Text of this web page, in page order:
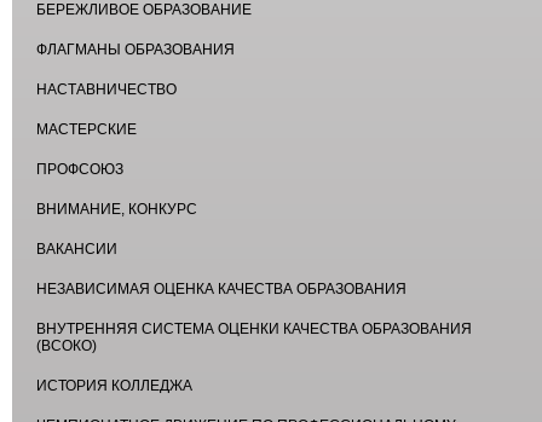
БЕРЕЖЛИВОЕ ОБРАЗОВАНИЕ
ФЛАГМАНЫ ОБРАЗОВАНИЯ
НАСТАВНИЧЕСТВО
МАСТЕРСКИЕ
ПРОФСОЮЗ
ВНИМАНИЕ, КОНКУРС
ВАКАНСИИ
НЕЗАВИСИМАЯ ОЦЕНКА КАЧЕСТВА ОБРАЗОВАНИЯ
ВНУТРЕННЯЯ СИСТЕМА ОЦЕНКИ КАЧЕСТВА ОБРАЗОВАНИЯ
(ВСОКО)
ИСТОРИЯ КОЛЛЕДЖА